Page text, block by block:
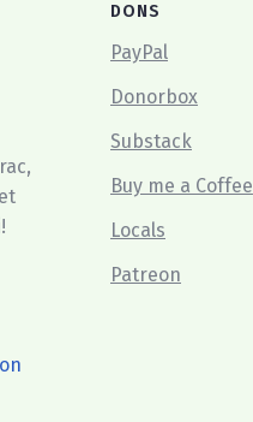
DONS
PayPal
Donorbox
Substack
Buy me a Coffee
Locals
Patreon